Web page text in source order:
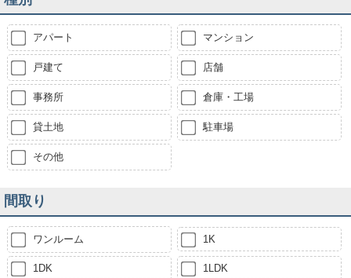
アパート マンション
戸建て 店舗
事務所 倉庫・工場
貸土地 駐車場
その他
間取り
ワンルーム 1K
1DK 1LDK